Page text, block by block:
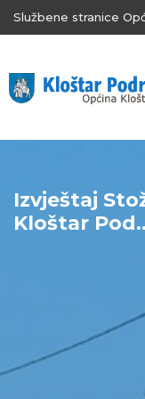
Službene stranice
Izvještaj
Kloštar